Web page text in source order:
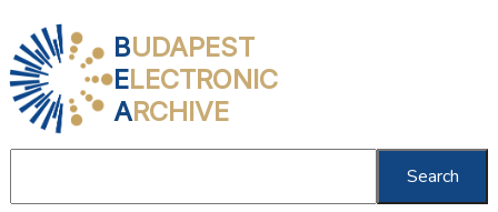
BUDAPEST
ELECTRONIC
ARCHIVE
Search